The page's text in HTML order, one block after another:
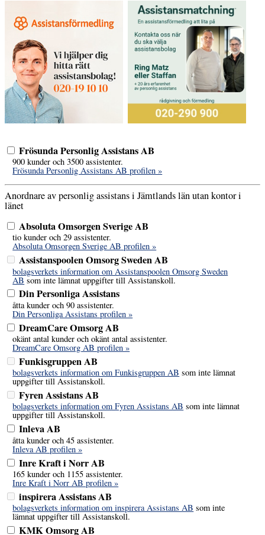
Frösunda Personlig Assistans AB
900 kunder och 3500 assistenter.
Frösunda Personlig Assistans AB profilen »
Anordnare av personlig assistans i Jämtlands län utan kontor i
länet
Absoluta Omsorgen Sverige AB
tio kunder och 29 assistenter.
Absoluta Omsorgen Sverige AB profilen »
Assistanspoolen Omsorg Sweden AB
bolagsverkets information om Assistanspoolen Omsorg Sweden
AB som inte lämnat uppgifter till Assistanskoll.
Din Personliga Assistans
åtta kunder och 90 assistenter.
Din Personliga Assistans profilen »
DreamCare Omsorg AB
okänt antal kunder och okänt antal assistenter.
DreamCare Omsorg AB profilen »
Funkisgruppen AB
bolagsverkets information om Funkisgruppen AB som inte lämnat
uppgifter till Assistanskoll.
Fyren Assistans AB
bolagsverkets information om Fyren Assistans AB som inte lämnat
uppgifter till Assistanskoll.
Inleva AB
åtta kunder och 45 assistenter.
Inleva AB profilen »
Inre Kraft i Norr AB
165 kunder och 1155 assistenter.
Inre Kraft i Norr AB profilen »
inspirera Assistans AB
bolagsverkets information om inspirera Assistans AB som inte
lämnat uppgifter till Assistanskoll.
KMK Omsorg AB